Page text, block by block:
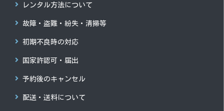
レンタル方法について
故障・盗難・紛失・清掃等
初期不良時の対応
国家許認可・届出
予約後のキャンセル
配送・送料について